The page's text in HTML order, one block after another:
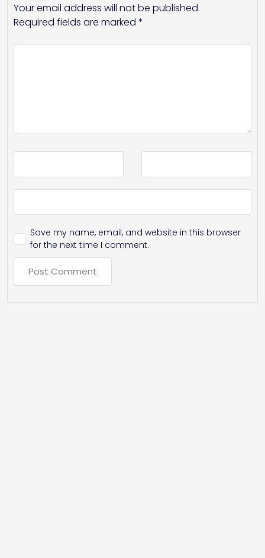
Your email address will not be published.
Required fields are marked *
Save my name, email, and website in this browser
for the next time I comment.